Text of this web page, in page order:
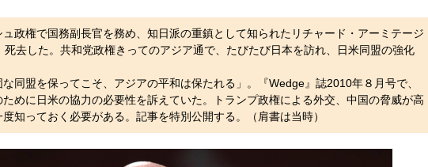
政権で国務副長官を務め、知日派の重鎮として知られたリチャード・アーミテージ
死去した。共和党政権きってのアジア通で、たびたび日本を訪れ、日米同盟の強化
同盟を保ってこそ、アジアの平和は保たれる」。『Wedge』誌2010年８月号で、
めに日米の協力の必要性を訴えていた。トランプ政権による外交、中国の脅威が高
度知っておく必要がある。記事を特別公開する。（肩書は当時）